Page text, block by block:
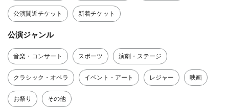
公演間近チケット 新着チケット
公演ジャンル
音楽・コンサート スポーツ 演劇・ステージ
クラシック・オペラ イベント・アート レジャー 映画
お祭り その他